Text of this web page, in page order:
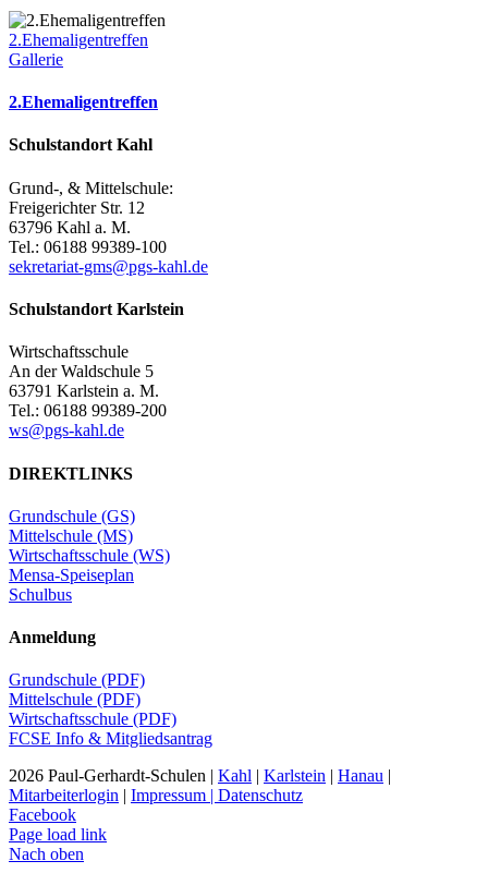
2.Ehemaligentreffen
Gallerie
2.Ehemaligentreffen
Schulstandort Kahl
Grund-, & Mittelschule:
Freigerichter Str. 12
63796 Kahl a. M.
Tel.: 06188 99389-100
sekretariat-gms@pgs-kahl.de
Schulstandort Karlstein
Wirtschaftsschule
An der Waldschule 5
63791 Karlstein a. M.
Tel.: 06188 99389-200
ws@pgs-kahl.de
DIREKTLINKS
Grundschule (GS)
Mittelschule (MS)
Wirtschaftsschule (WS)
Mensa-Speiseplan
Schulbus
Anmeldung
Grundschule (PDF)
Mittelschule (PDF)
Wirtschaftsschule (PDF)
FCSE Info & Mitgliedsantrag
2026 Paul-Gerhardt-Schulen | Kahl | Karlstein | Hanau |
Mitarbeiterlogin | Impressum | Datenschutz
Facebook
Page load link
Nach oben